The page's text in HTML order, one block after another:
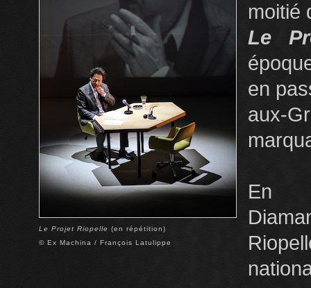
Le Projet Riopelle (en répétition)
© Ex Machina / François Latulippe
moitié
Le
en
aux-
En